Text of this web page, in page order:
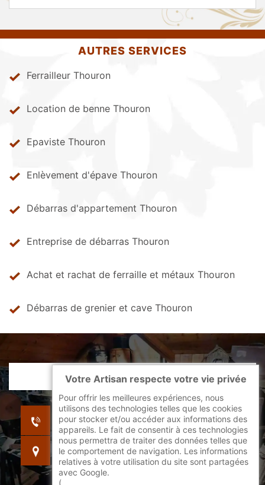
AUTRES SERVICES
Ferrailleur Thouron
Location de benne Thouron
Epaviste Thouron
Enlèvement d'épave Thouron
Débarras d'appartement Thouron
Entreprise de débarras Thouron
Achat et rachat de ferraille et métaux Thouron
Débarras de grenier et cave Thouron
indisponible
indisponible
indisponible
Votre Artisan respecte votre vie privée
Pour offrir les meilleures expériences, nous
utilisons des technologies telles que les cookies
pour stocker et/ou accéder aux informations des
appareils. Le fait de consentir à ces technologies
nous permettra de traiter des données telles que
le comportement de navigation. Les informations
relatives à votre utilisation du site sont partagées
avec Google.
(